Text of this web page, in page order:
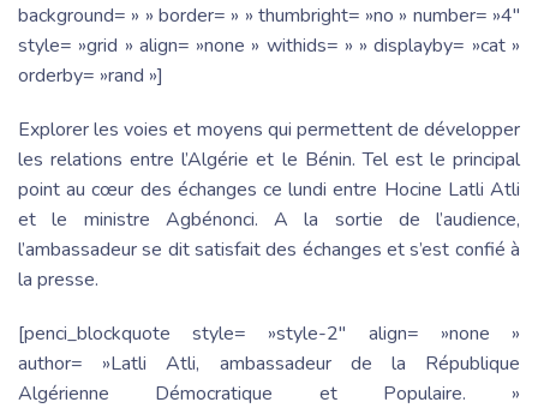
background= » » border= » » thumbright= »no » number= »4″
style= »grid » align= »none » withids= » » displayby= »cat »
orderby= »rand »]
Explorer les voies et moyens qui permettent de développer
les relations entre l’Algérie et le Bénin. Tel est le principal
point au cœur des échanges ce lundi entre Hocine Latli Atli
et le ministre Agbénonci. A la sortie de l’audience,
l’ambassadeur se dit satisfait des échanges et s’est confié à
la presse.
[penci_blockquote style= »style-2″ align= »none »
author= »Latli Atli, ambassadeur de la République
Algérienne Démocratique et Populaire. »